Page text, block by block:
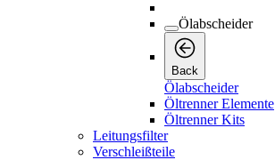
Ölabscheider
Back
Ölabscheider
Öltrenner Elemente
Öltrenner Kits
Leitungsfilter
Verschleißteile